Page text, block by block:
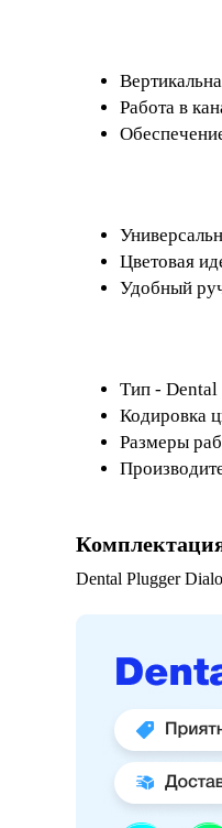
Работа в
Цветовая
Удобный
Тип - Dental
Кодировка
Размеры
Dental Plugger